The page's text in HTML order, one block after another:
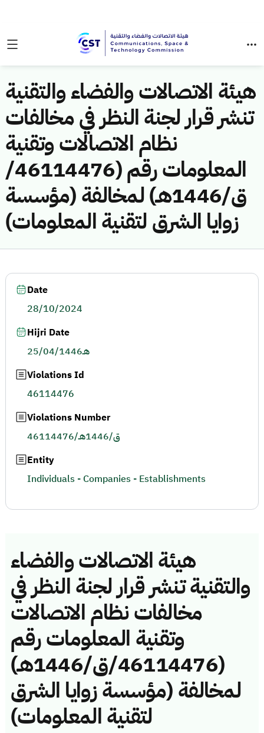
هيئة الاتصالات والفضاء والتقنية
تنشر قرار لجنة النظر في مخالفات
نظام الاتصالات وتقنية
المعلومات رقم (46114476/
ق/1446هـ) لمخالفة (مؤسسة
زوايا الشرق لتقنية المعلومات)
هيئة الاتصالات والفضاء
والتقنية تنشر قرار لجنة النظر في
مخالفات نظام الاتصالات
وتقنية المعلومات رقم
(46114476/ق/1446هـ)
لمخالفة (مؤسسة زوايا الشرق
لتقنية المعلومات)
Date
28/10/2024
Hijri Date
25/04/1446هـ
Violations Id
46114476
Violations Number
46114476/ق/1446هـ
Entity
Individuals - Companies - Establishments